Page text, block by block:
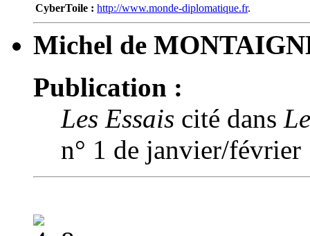
CyberToile : http://www.monde-diplomatique.fr.
Michel de
Publication :
Les Essais cité dans
n° 1 de janvier/